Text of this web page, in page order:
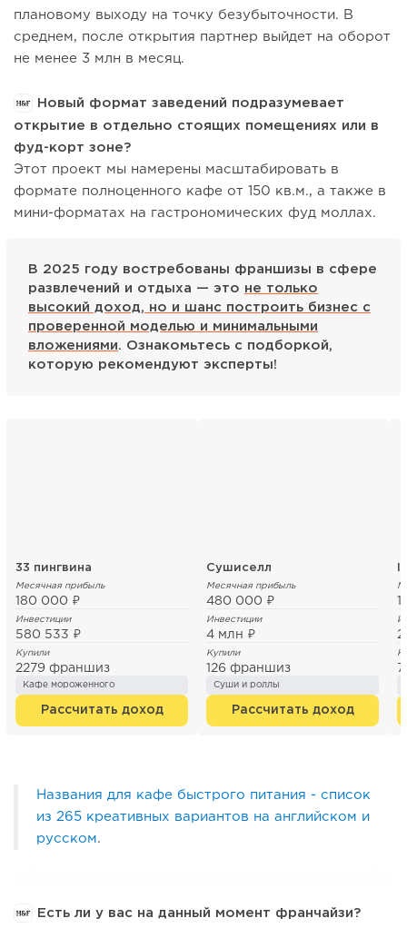
плановому выходу на точку безубыточности. В
среднем, после открытия партнер выйдет на оборот
не менее 3 млн в месяц.
Новый формат заведений подразумевает
открытие в отдельно стоящих помещениях или в
фуд-корт зоне?
Этот проект мы намерены масштабировать в
формате полноценного кафе от 150 кв.м., а также в
мини-форматах на гастрономических фуд моллах.
В 2025 году востребованы франшизы в сфере
развлечений и отдыха — это не только
высокий доход, но и шанс построить бизнес с
проверенной моделью и минимальными
вложениями. Ознакомьтесь с подборкой,
которую рекомендуют эксперты!
33 пингвина
Месячная прибыль
180 000 ₽
Инвестиции
580 533 ₽
Купили
2279 франшиз
Кафе мороженного
Рассчитать доход
Сушиселл
Месячная прибыль
480 000 ₽
Инвестиции
4 млн ₽
Купили
126 франшиз
Суши и роллы
Рассчитать доход
1
Названия для кафе быстрого питания - список
из 265 креативных вариантов на английском и
русском.
Есть ли у вас на данный момент франчайзи?